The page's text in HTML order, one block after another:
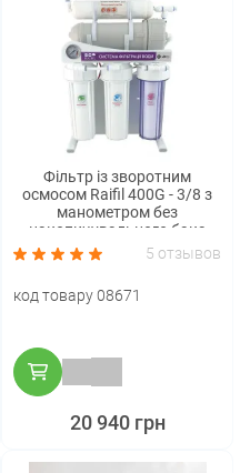
Фільтр із зворотним
осмосом Raifil 400G - 3/8 з
манометром без
накопичувального бака
5 отзывов
код товару 08671
20 940 грн